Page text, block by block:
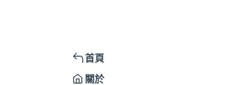
首頁
關於